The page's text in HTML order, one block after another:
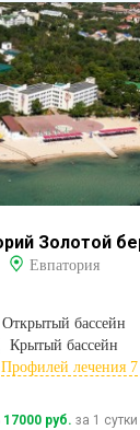
Золотой
Евпатория
Открытый бассейн
Крытый бассейн
Профилей лечения 7
17000 руб. за 1